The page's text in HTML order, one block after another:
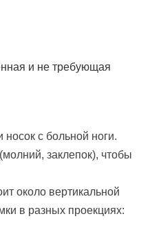
и не требующая
носок с больной ноги.
заклепок), чтобы
около вертикальной
в разных проекциях: